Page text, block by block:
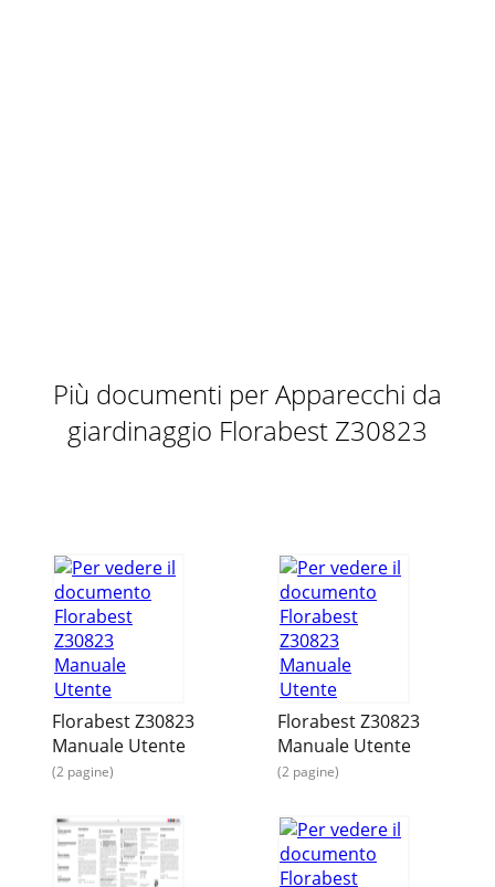
Più documenti per Apparecchi da
giardinaggio Florabest Z30823
Florabest Z30823
Manuale Utente
(2 pagine)
Florabest Z30823
Manuale Utente
(2 pagine)